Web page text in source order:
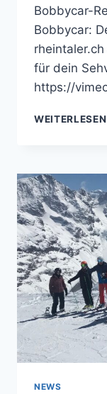
Bobbycar-
Bobbycar:
für dein
https://
WEITERLESEN
NEWS